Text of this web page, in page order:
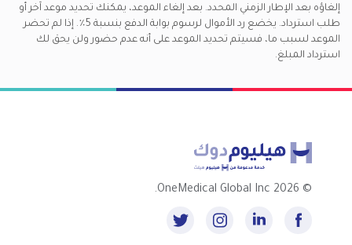
إلغاؤه بعد الإطار الزمني المحدد. بعد إلغاء الموعد، يمكنك تحديد موعد آخر أو
طلب استرداد. يخضع رد الأموال لرسوم بوابة الدفع بنسبة 5٪. إذا لم تحضر
الموعد لسبب ما، فسيتم تحديد الموعد على أنه عدم حضور ولن يحق لك
استرداد المبلغ.
©
2026 OneMedical Global Inc.